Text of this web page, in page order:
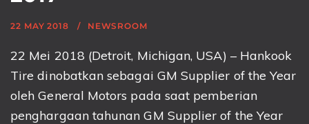
22 MAY 2018 NEWSROOM
22 Mei 2018 (Detroit, Michigan, USA) – Hankook
Tire dinobatkan sebagai GM Supplier of the Year
oleh General Motors pada saat pemberian
penghargaan tahunan GM Supplier of the Year